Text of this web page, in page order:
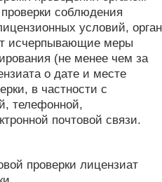
соблюдения
условий, орган
исчерпывающие меры
(не менее чем за
о дате и месте
в частности с
телефонной,
почтовой связи.
проверки лицензиат